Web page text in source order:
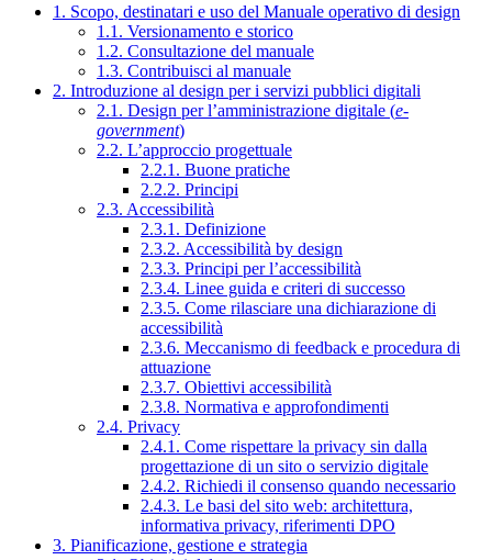
1. Scopo, destinatari e uso del Manuale operativo di design
1.1. Versionamento e storico
1.2. Consultazione del manuale
1.3. Contribuisci al manuale
2. Introduzione al design per i servizi pubblici digitali
2.1. Design per l’amministrazione digitale (e-
government)
2.2. L’approccio progettuale
2.2.1. Buone pratiche
2.2.2. Principi
2.3. Accessibilità
2.3.1. Definizione
2.3.2. Accessibilità by design
2.3.3. Principi per l’accessibilità
2.3.4. Linee guida e criteri di successo
2.3.5. Come rilasciare una dichiarazione di
accessibilità
2.3.6. Meccanismo di feedback e procedura di
attuazione
2.3.7. Obiettivi accessibilità
2.3.8. Normativa e approfondimenti
2.4. Privacy
2.4.1. Come rispettare la privacy sin dalla
progettazione di un sito o servizio digitale
2.4.2. Richiedi il consenso quando necessario
2.4.3. Le basi del sito web: architettura,
informativa privacy, riferimenti DPO
3. Pianificazione, gestione e strategia